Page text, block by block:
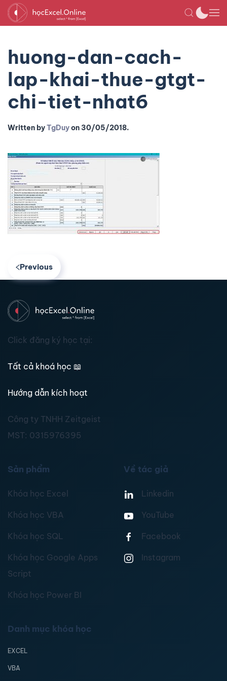
huong-dan-cach-
lap-khai-thue-gtgt-
chi-tiet-nhat6
Written byTgDuyon 30/05/2018.
Previous
Click đăng ký học tại:
Tất cả khoá học 📖
Hướng dẫn kích hoạt
Công ty TNHH Zeitgeist
MST: 0315976395
Sản phẩm
Khóa học Excel
Khóa học VBA
Khóa học SQL
Khóa học Google Apps
Script
Khóa học Power BI
Về tác giả
Linkedin
YouTube
Facebook
Instagram
Danh mục khóa học
EXCEL
VBA